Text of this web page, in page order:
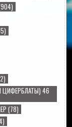
ЦИФЕРБЛАТЫ) 46
(78)